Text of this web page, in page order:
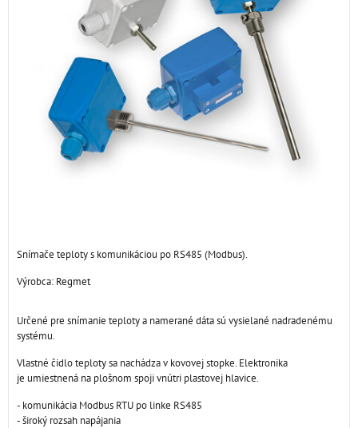
Snímače teploty s komunikáciou po RS485 (Modbus).
Výrobca: Regmet
Určené pre snímanie teploty a namerané dáta sú vysielané nadradenému
systému.
Vlastné čidlo teploty sa nachádza v kovovej stopke. Elektronika
je umiestnená na plošnom spoji vnútri plastovej hlavice.
- komunikácia Modbus RTU po linke RS485
- široký rozsah napájania